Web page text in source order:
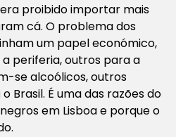
era proibido importar mais
cá. O problema dos
um papel económico,
periferia, outros para a
se alcoólicos, outros
Brasil. É uma das razões do
em Lisboa e porque o